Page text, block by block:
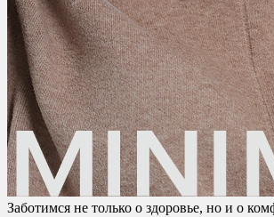
Заботимся не только о здоровье, но и о